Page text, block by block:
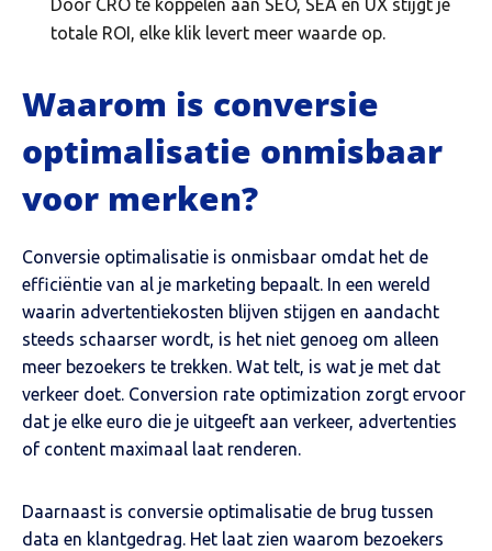
Door CRO te koppelen aan SEO, SEA en UX stijgt je
totale ROI, elke klik levert meer waarde op.
Waarom is conversie
optimalisatie onmisbaar
voor merken?
Conversie optimalisatie is onmisbaar omdat het de
efficiëntie van al je marketing bepaalt. In een wereld
waarin advertentiekosten blijven stijgen en aandacht
steeds schaarser wordt, is het niet genoeg om alleen
meer bezoekers te trekken. Wat telt, is wat je met dat
verkeer doet. Conversion rate optimization zorgt ervoor
dat je elke euro die je uitgeeft aan verkeer, advertenties
of content maximaal laat renderen.
Daarnaast is conversie optimalisatie de brug tussen
data en klantgedrag. Het laat zien waarom bezoekers